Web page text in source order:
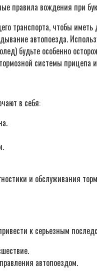
правила вождения при
транспорта, чтобы
автопоезда.
будьте особенно
системы прицепа
в себя:
и обслуживания
к серьезным
автопоездом.